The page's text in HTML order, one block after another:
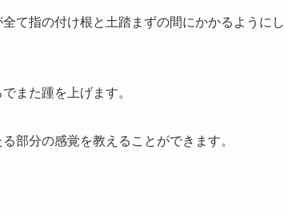
て指の付け根と土踏まずの間にかかるようにし
また踵を上げます。
部分の感覚を教えることができます。